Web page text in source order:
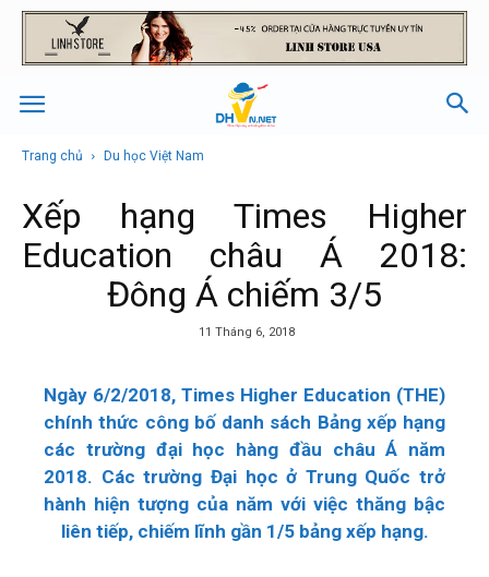
Trang chủ Du học Việt Nam
Xếp hạng Times Higher
Education châu Á 2018:
Đông Á chiếm 3/5
11 Tháng 6, 2018
Ngày 6/2/2018, Times Higher Education (THE)
chính thức công bố danh sách Bảng xếp hạng
các trường đại học hàng đầu châu Á năm
2018. Các trường Đại học ở Trung Quốc trở
hành hiện tượng của năm với việc thăng bậc
liên tiếp, chiếm lĩnh gần 1/5 bảng xếp hạng.